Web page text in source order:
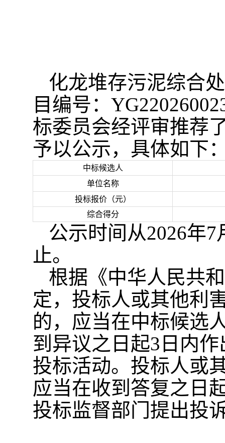
化龙堆存污泥综合
目编号：
标委员会经评审推荐
予以公示，具体如下
中标候选人
单位名称
投标报价（元）
综合得分
公示时间从2026年7
止。
根据《中华人民共
定，投标人或其他利
的，应当在中标候选
到异议之日起3日内
投标活动。投标人或
应当在收到答复之日
投标监督部门提出投